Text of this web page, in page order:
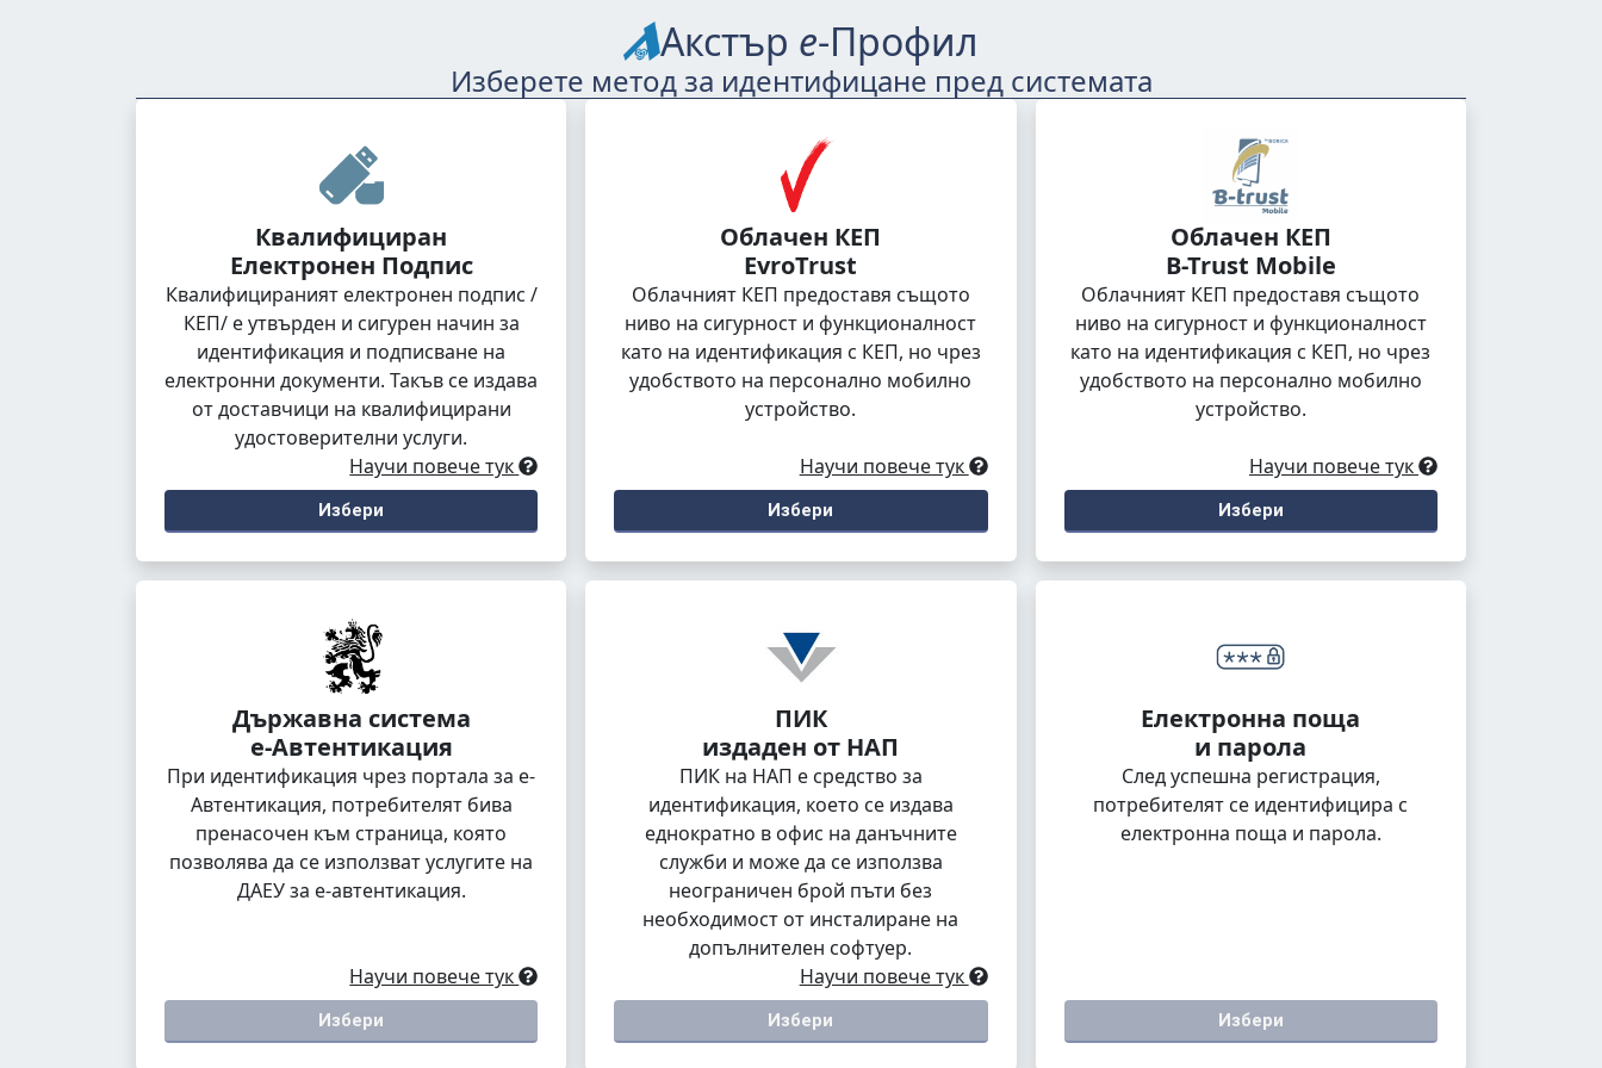
Акстър е-Профил
Изберете метод за идентифицане пред системата
Квалифициран
Електронен Подпис
Квалифицираният електронен подпис /
КЕП/ е утвърден и сигурен начин за
идентификация и подписване на
електронни документи. Такъв се издава
от доставчици на квалифицирани
удостоверителни услуги.
Научи повече тук
Избери
Облачен КЕП
EvroTrust
Облачният КЕП предоставя същото
ниво на сигурност и функционалност
като на идентификация с КЕП, но чрез
удобството на персонално мобилно
устройство.
Научи повече тук
Избери
Облачен КЕП
B-Trust Mobile
Облачният КЕП предоставя същото
ниво на сигурност и функционалност
като на идентификация с КЕП, но чрез
удобството на персонално мобилно
устройство.
Научи повече тук
Избери
Държавна система
е-Автентикация
При идентификация чрез портала за е-
Автентикация, потребителят бива
пренасочен към страница, която
позволява да се използват услугите на
ДАЕУ за е-автентикация.
Научи повече тук
Избери
ПИК
издаден от НАП
ПИК на НАП е средство за
идентификация, което се издава
еднократно в офис на данъчните
служби и може да се използва
неограничен брой пъти без
необходимост от инсталиране на
допълнителен софтуер.
Научи повече тук
Избери
Електронна поща
и парола
След успешна регистрация,
потребителят се идентифицира с
електронна поща и парола.
Избери